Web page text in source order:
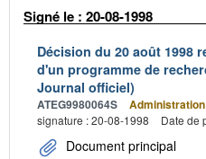
Signé le : 20-08-1998
Décision du 20 août 1998
d'un programme de
Journal officiel)
ATEG9980064S
signature : 20-08-1998
Date de
Document principal